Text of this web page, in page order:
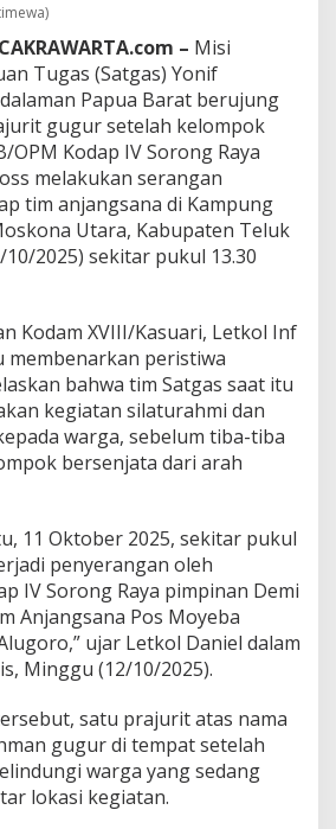
,
P
r
j
u
r
i
t
Y
o
f
4
1
0
/
A
l
r
o
G
u
g
u
i
o
y
e
– Misi
Tugas (Satgas) Yonif
Papua Barat berujung
gugur setelah kelompok
OPM Kodap IV Sorong Raya
melakukan serangan
tim anjangsana di Kampung
Utara, Kabupaten Teluk
2025) sekitar pukul 13.30
Kodam XVIII/Kasuari, Letkol Inf
membenarkan peristiwa
bahwa tim Satgas saat itu
kegiatan silaturahmi dan
warga, sebelum tiba-tiba
bersenjata dari arah
11 Oktober 2025, sekitar pukul
penyerangan oleh
IV Sorong Raya pimpinan Demi
Anjangsana Pos Moyeba
ujar Letkol Daniel dalam
Minggu (12/10/2025).
satu prajurit atas nama
gugur di tempat setelah
warga yang sedang
lokasi kegiatan.